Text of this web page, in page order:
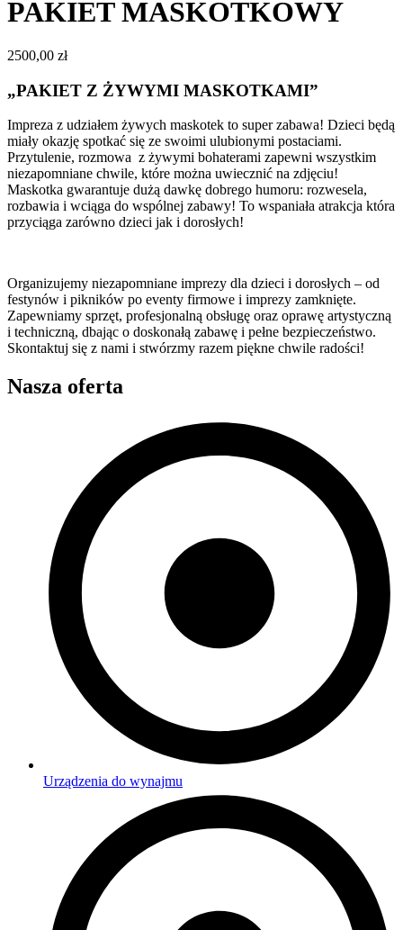
PAKIET MASKOTKOWY
2500,00 zł
„PAKIET Z ŻYWYMI MASKOTKAMI”
Impreza z udziałem żywych maskotek to super zabawa! Dzieci będą
miały okazję spotkać się ze swoimi ulubionymi postaciami.
Przytulenie, rozmowa z żywymi bohaterami zapewni wszystkim
niezapomniane chwile, które można uwiecznić na zdjęciu!
Maskotka gwarantuje dużą dawkę dobrego humoru: rozwesela,
rozbawia i wciąga do wspólnej zabawy! To wspaniała atrakcja która
przyciąga zarówno dzieci jak i dorosłych!
Organizujemy niezapomniane imprezy dla dzieci i dorosłych – od
festynów i pikników po eventy firmowe i imprezy zamknięte.
Zapewniamy sprzęt, profesjonalną obsługę oraz oprawę artystyczną
i techniczną, dbając o doskonałą zabawę i pełne bezpieczeństwo.
Skontaktuj się z nami i stwórzmy razem piękne chwile radości!
Nasza oferta
Urządzenia do wynajmu